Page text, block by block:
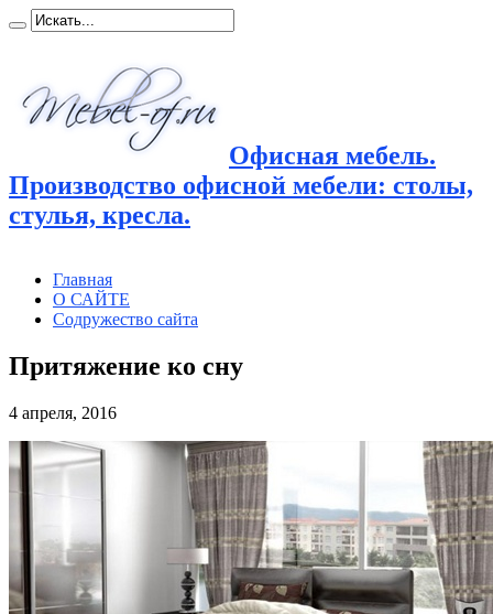
Офисная мебель.
Производство офисной мебели: столы,
стулья, кресла.
Главная
О САЙТЕ
Содружество сайта
Притяжение ко сну
4 апреля, 2016